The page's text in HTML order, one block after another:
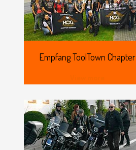
EmpfangToolTown Chapter